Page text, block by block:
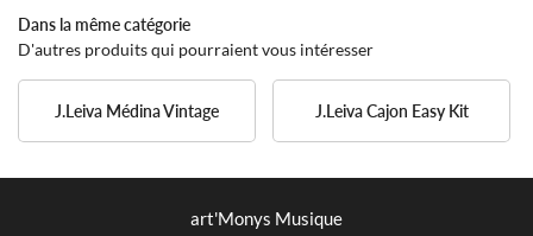
CONTACT
Dans la même catégorie
D'autres produits qui pourraient vous intéresser
J.Leiva Médina Vintage J.Leiva Cajon Easy Kit
art'Monys Musique